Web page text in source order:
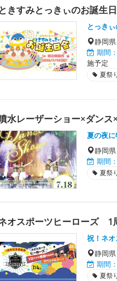
ときすみとっきぃのお誕生
とっき
静岡
期間：
施予定
夏祭
水レーザーショー×ダン
夏の夜
静岡
期間：
夏祭
オスポーツヒーローズ 1
祝！ネ
静岡
期間：
夏祭